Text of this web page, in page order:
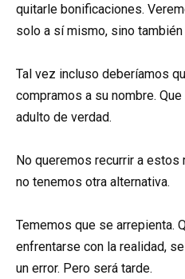
quitarle bonificaciones.
solo a sí mismo, sino
Tal vez incluso deberíamos
compramos a su nombre.
adulto de verdad.
No queremos recurrir a
no tenemos otra alternativa.
Tememos que se arrepienta.
enfrentarse con la realidad,
un error. Pero será tarde.